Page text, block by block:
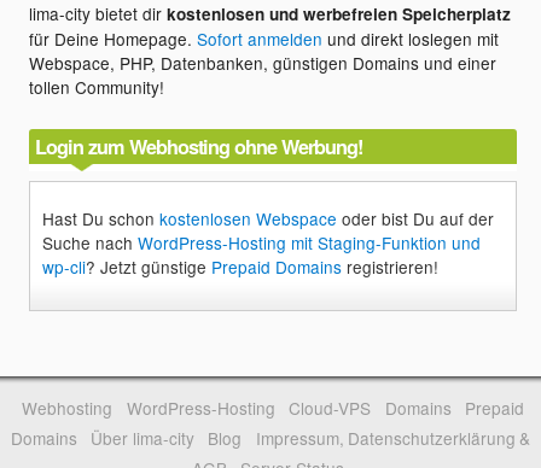
lima-city bietet dirkostenlosen und werbefreien Speicherplatz
für Deine Homepage.Sofort anmelden und direkt loslegen mit
Webspace, PHP, Datenbanken, günstigen Domains und einer
tollen Community!
Login zum Webhosting ohne Werbung!
Hast Du schonkostenlosen Webspace oder bist Du auf der
Suche nachWordPress-Hosting mit Staging-Funktion und
wp-cli? Jetzt günstige Prepaid Domains registrieren!
Webhosting WordPress-Hosting Cloud-VPS Domains
Prepaid
Domains
Über lima-city Blog
Impressum, Datenschutzerklärung &